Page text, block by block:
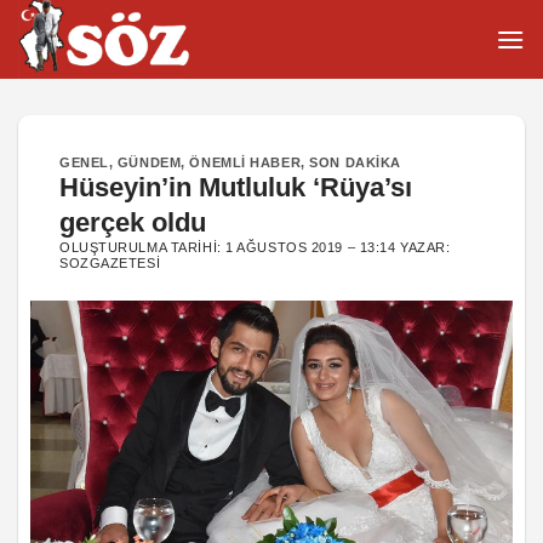
İçeriğe
atla
GENEL, GÜNDEM,ÖNEMLI HABER,SON DAKIKA
Hüseyin’in Mutluluk ‘Rüya’sı
gerçek oldu
OLUŞTURULMA TARIHI: 1 AĞUSTOS 2019 – 13:14 YAZAR:
SOZGAZETESI